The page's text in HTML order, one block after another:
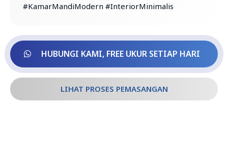
#KamarMandiModern #InteriorMinimalis
HUBUNGI KAMI, FREE UKUR SETIAP HARI
LIHAT PROSES PEMASANGAN